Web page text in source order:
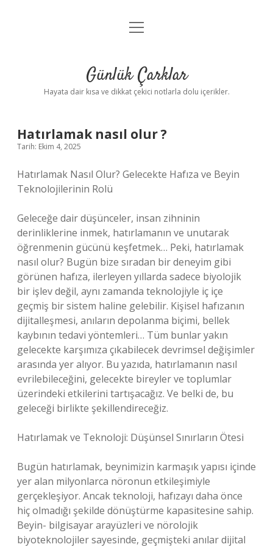
Anasayfa
Yasal Uyarı
menüyü
Günlük Çarklar
Hayata dair kısa ve dikkat çekici notlarla dolu içerikler.
Hatırlamak nasıl olur ?
Tarih: Ekim 4, 2025
Hatırlamak Nasıl Olur? Gelecekte Hafıza ve Beyin
Teknolojilerinin Rolü
Geleceğe dair düşünceler, insan zihninin
derinliklerine inmek, hatırlamanın ve unutarak
öğrenmenin gücünü keşfetmek… Peki, hatırlamak
nasıl olur? Bugün bize sıradan bir deneyim gibi
görünen hafıza, ilerleyen yıllarda sadece biyolojik
bir işlev değil, aynı zamanda teknolojiyle iç içe
geçmiş bir sistem haline gelebilir. Kişisel hafızanın
dijitalleşmesi, anıların depolanma biçimi, bellek
kaybının tedavi yöntemleri… Tüm bunlar yakın
gelecekte karşımıza çıkabilecek devrimsel değişimler
arasında yer alıyor. Bu yazıda, hatırlamanın nasıl
evrilebileceğini, gelecekte bireyler ve toplumlar
üzerindeki etkilerini tartışacağız. Ve belki de, bu
geleceği birlikte şekillendireceğiz.
Hatırlamak ve Teknoloji: Düşünsel Sınırların Ötesi
Bugün hatırlamak, beynimizin karmaşık yapısı içinde
yer alan milyonlarca nöronun etkileşimiyle
gerçekleşiyor. Ancak teknoloji, hafızayı daha önce
hiç olmadığı şekilde dönüştürme kapasitesine sahip.
Beyin- bilgisayar arayüzleri ve nörolojik
biyoteknolojiler sayesinde, geçmişteki anılar dijital